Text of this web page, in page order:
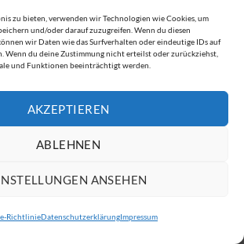
zu bieten, verwenden wir Technologien wie Cookies, um
und/oder darauf zuzugreifen. Wenn du diesen
wir Daten wie das Surfverhalten oder eindeutige IDs auf
Wenn du deine Zustimmung nicht erteilst oder zurückziehst,
und Funktionen beeinträchtigt werden.
AKZEPTIEREN
ABLEHNEN
ANSEHEN
RichtlinieDatenschutzerklärungImpressum